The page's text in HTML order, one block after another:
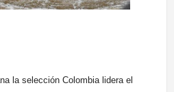
la selección Colombia lidera el